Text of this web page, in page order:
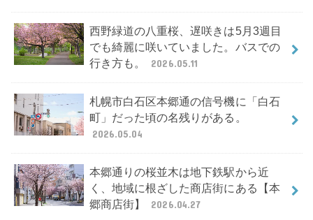
西野緑道の八重桜、遅咲きは5月3週目
でも綺麗に咲いていました。バスでの
行き方も。
2026.05.11
札幌市白石区本郷通の信号機に「白石
町」だった頃の名残りがある。
2026.05.04
本郷通りの桜並木は地下鉄駅から近
く、地域に根ざした商店街にある【本
郷商店街】
2026.04.27